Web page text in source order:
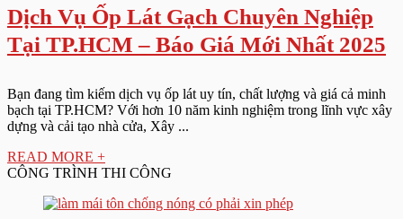
Dịch Vụ Ốp Lát Gạch Chuyên Nghiệp
Tại TP.HCM – Báo Giá Mới Nhất 2025
Bạn đang tìm kiếm dịch vụ ốp lát uy tín, chất lượng và giá cả minh
bạch tại TP.HCM? Với hơn 10 năm kinh nghiệm trong lĩnh vực xây
dựng và cải tạo nhà cửa, Xây ...
READ MORE +
CÔNG TRÌNH THI CÔNG